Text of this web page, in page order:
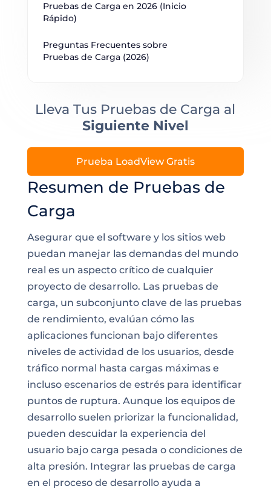
Resumen de Pruebas de
Carga
Asegurar que el software y los sitios web
puedan manejar las demandas del mundo
real es un aspecto crítico de cualquier
proyecto de desarrollo. Las pruebas de
carga, un subconjunto clave de las pruebas
de rendimiento, evalúan cómo las
aplicaciones funcionan bajo diferentes
niveles de actividad de los usuarios, desde
tráfico normal hasta cargas máximas e
incluso escenarios de estrés para identificar
puntos de ruptura. Aunque los equipos de
desarrollo suelen priorizar la funcionalidad,
pueden descuidar la experiencia del
usuario bajo carga pesada o condiciones de
alta presión. Integrar las pruebas de carga
en el proceso de desarrollo ayuda a
Pruebas de Carga en 2026 (Inicio
Rápido)
Preguntas Frecuentes sobre
Pruebas de Carga (2026)
Lleva Tus Pruebas de Carga al
Siguiente Nivel
Prueba LoadView Gratis